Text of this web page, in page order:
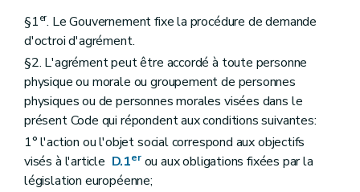
Art. D391
Art. D392
Section 3
Le contrôle et la recherche des infractions des dispositions du titre 4, chapitre 2
Art. D393
Art. D394
Chapitre II Les infractions agricoles
Section 1
Les mesures de contrainte
Art. D395
Section 2 Les dispositions pénales
Art. D396
Art. D397
§1er. Le Gouvernement fixe la procédure de demande
d'octroi d'agrément.
§2. L'agrément peut être accordé à toute personne
physique ou morale ou groupement de personnes
physiques ou de personnes morales visées dans le
présent Code qui répondent aux conditions suivantes:
1° l'action ou l'objet social correspond aux objectifs
visés à l'article D.1erou aux obligations fixées par la
législation européenne;